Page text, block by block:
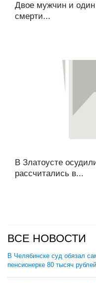
Двое мужчин и один
смерти...
В Златоусте
рассчитались в...
ВСЕ НОВОСТИ
В Челябинске суд обязал
пенсионерке 80 тысяч рублей